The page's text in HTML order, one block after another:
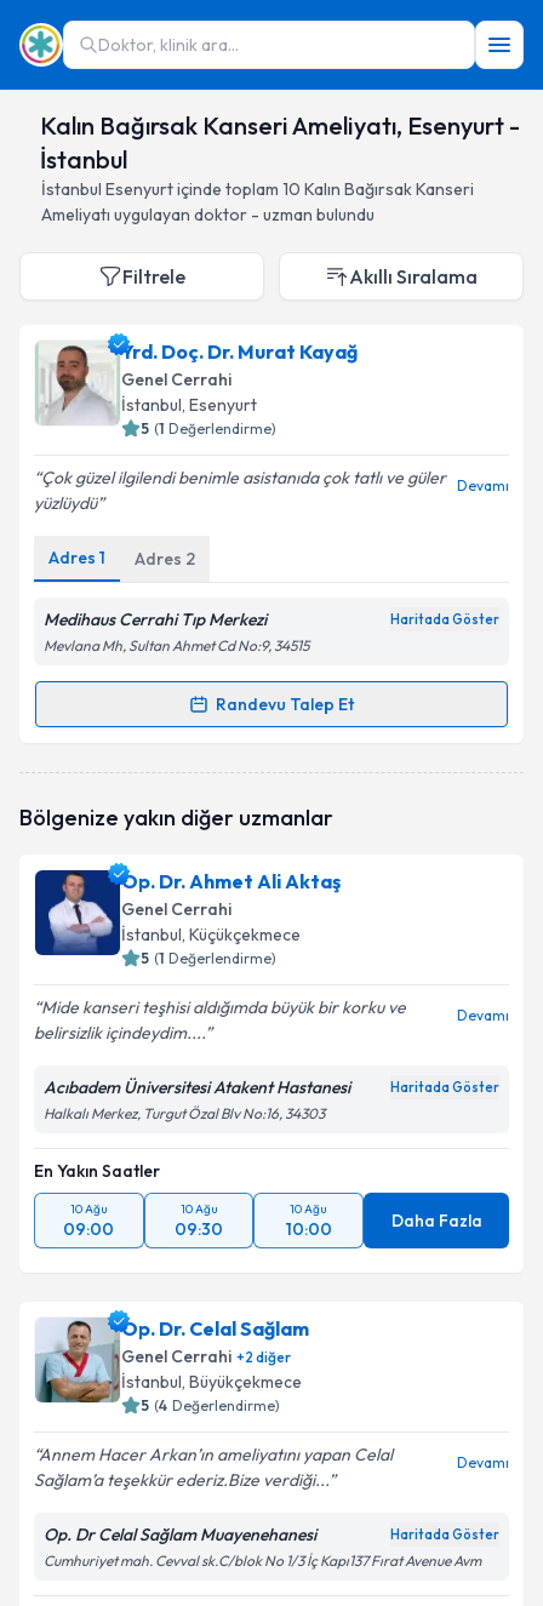
Doktor, klinik ara...
Kalın Bağırsak Kanseri Ameliyatı, Esenyurt -
İstanbul
İstanbul Esenyurtiçinde toplam 10 Kalın Bağırsak Kanseri
Ameliyatı uygulayan doktor - uzman bulundu
Filtrele Akıllı Sıralama
Yrd. Doç. Dr. Murat Kayağ
Genel Cerrahi
İstanbul, Esenyurt
5 (1 Değerlendirme)
Çok güzel ilgilendi benimle asistanıda çok tatlı ve güler
yüzlüydü
Devamı
Adres 1 Adres 2
Medihaus Cerrahi Tıp Merkezi Haritada Göster
Mevlana Mh, Sultan Ahmet Cd No:9, 34515
Randevu Talep Et
Randevu Takvimi Talebi
talebi oluşturun. Size bu uzmandan randevu almanız
bilgilendireceğiz.
E-posta Adresiniz
Kişisel verilerimin işlenmesine ilişkin
kapsamda işlenmesini kabul ediyorum.
Bölgenize yakın diğer uzmanlar
Op. Dr. Ahmet Ali Aktaş
Genel Cerrahi
İstanbul, Küçükçekmece
5 (1 Değerlendirme)
Mide kanseri teşhisi aldığımda büyük bir korku ve
belirsizlik içindeydim....
Devamı
Acıbadem Üniversitesi Atakent Hastanesi Haritada Göster
Halkalı Merkez, Turgut Özal Blv No:16, 34303
En Yakın Saatler
10 Ağu
09:00
10 Ağu
09:30
10 Ağu
10:00 Daha Fazla
Op. Dr. Celal Sağlam
Genel Cerrahi +2 diğer
İstanbul, Büyükçekmece
5 (4 Değerlendirme)
Annem Hacer Arkan’ın ameliyatını yapan Celal
Sağlam’a teşekkür ederiz.Bize verdiği...
Devamı
Op. Dr Celal Sağlam Muayenehanesi Haritada Göster
Cumhuriyet mah. Cevval sk.C/blok No 1/3 İç Kapı137 Fırat Avenue Avm